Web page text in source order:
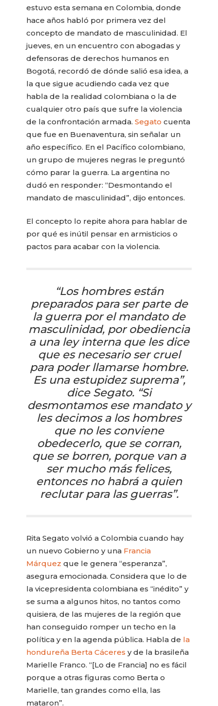
estuvo esta semana en Colombia, donde
hace años habló por primera vez del
concepto de mandato de masculinidad. El
jueves, en un encuentro con abogadas y
defensoras de derechos humanos en
Bogotá, recordó de dónde salió esa idea, a
la que sigue acudiendo cada vez que
habla de la realidad colombiana o la de
cualquier otro país que sufre la violencia
de la confrontación armada.Segato cuenta
que fue en Buenaventura, sin señalar un
año específico. En el Pacífico colombiano,
un grupo de mujeres negras le preguntó
cómo parar la guerra. La argentina no
dudó en responder: “Desmontando el
mandato de masculinidad”, dijo entonces.
El concepto lo repite ahora para hablar de
por qué es inútil pensar en armisticios o
pactos para acabar con la violencia.
“Los hombres están
preparados para ser parte de
la guerra por el mandato de
masculinidad, por obediencia
a una ley interna que les dice
que es necesario ser cruel
para poder llamarse hombre.
Es una estupidez suprema”,
dice Segato. “Si
desmontamos ese mandato y
les decimos a los hombres
que no les conviene
obedecerlo, que se corran,
que se borren, porque van a
ser mucho más felices,
entonces no habrá a quien
reclutar para las guerras”.
Rita Segato volvió a Colombia cuando hay
un nuevo Gobierno y una Francia
Márquez que le genera “esperanza”,
asegura emocionada. Considera que lo de
la vicepresidenta colombiana es “inédito” y
se suma a algunos hitos, no tantos como
quisiera, de las mujeres de la región que
han conseguido romper un techo en la
política y en la agenda pública. Habla de la
hondureña Berta Cáceres y de la brasileña
Marielle Franco. “[Lo de Francia] no es fácil
porque a otras figuras como Berta o
Marielle, tan grandes como ella, las
mataron”.